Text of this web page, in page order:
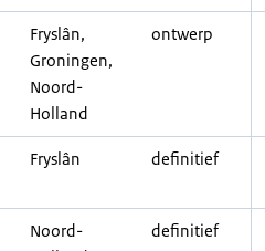
Fryslân,
Groningen,
Noord-
Holland
ontwerp
Fryslân definitief
Noord-
definitief